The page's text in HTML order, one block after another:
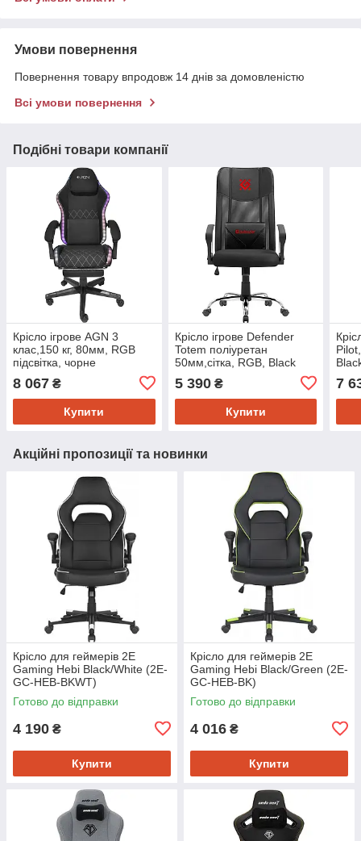
Умови повернення
Повернення товару впродовж 14 днів за домовленістю
Всі умови повернення
Подібні товари компанії
Крісло ігрове AGN 3
клас,150 кг, 80мм, RGB
підсвітка, чорне
8 067 ₴
Купити
Крісло ігрове Defender
Totem поліуретан
50мм,сітка, RGB, Black
5 390₴
Купити
7
Акційні пропозиції та новинки
Крісло для геймерів 2E
Gaming Hebi Black/White (2E-
GC-HEB-BKWT)
Готово до відправки
4 190 ₴
Купити
Крісло для геймерів 2E
Gaming Hebi Black/Green (2E-
GC-HEB-BK)
Готово до відправки
4 016 ₴
Купити